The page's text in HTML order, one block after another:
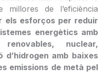
de l’eficiència
els esforços per reduir
energètics amb
nuclear,
amb baixes
emissions de metà pel